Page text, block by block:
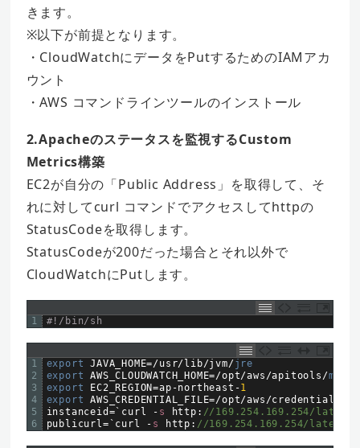
きます。
※以下が前提となります。
・CloudWatchにデータをPutするためのIAMアカ
ウント
・AWS コマンドラインツールのインストール
2.Apacheのステータスを監視するCustom
Metrics構築
EC2が自分の「Public Address」を取得して、そ
れに対してcurl コマンドでアクセスしてhttpの
StatusCodeを取得します。
StatusCodeが200だった場合とそれ以外で
CloudWatchにPutします。
1 #!/bin/sh
1
2
3
4
5
6
export JAVA_HOME=/usr/ lib/jvm/jre
export AWS_CLOUDWATCH_HOME=/opt/aws /apitools /mon
export
EC2_REGION=ap -northeast -1
export AWS_CREDENTIAL_FILE=/opt/aws /credential
instanceid = ` curl - s http : //169.254.169.254/
publicurl= ` curl - s http : //169.254.169.254/latest/